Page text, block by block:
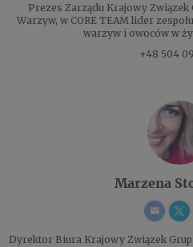
Prezes Zarządu Krajowy Związek
Warzyw, w CORE TEAM lider
warzyw i owoców w
+48 504
Marzena
Dyrektor Biura Krajowy Związek